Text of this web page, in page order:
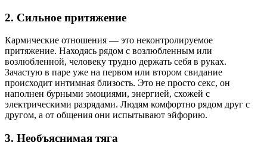
2. Сильное притяжение
Кармические отношения — это неконтролируемое
притяжение. Находясь рядом с возлюбленным или
возлюбленной, человеку трудно держать себя в руках.
Зачастую в паре уже на первом или втором свидание
происходит интимная близость. Это не просто секс, он
наполнен бурными эмоциями, энергией, схожей с
электрическими разрядами. Людям комфортно рядом друг с
другом, а от общения они испытывают эйфорию.
3. Необъяснимая тяга